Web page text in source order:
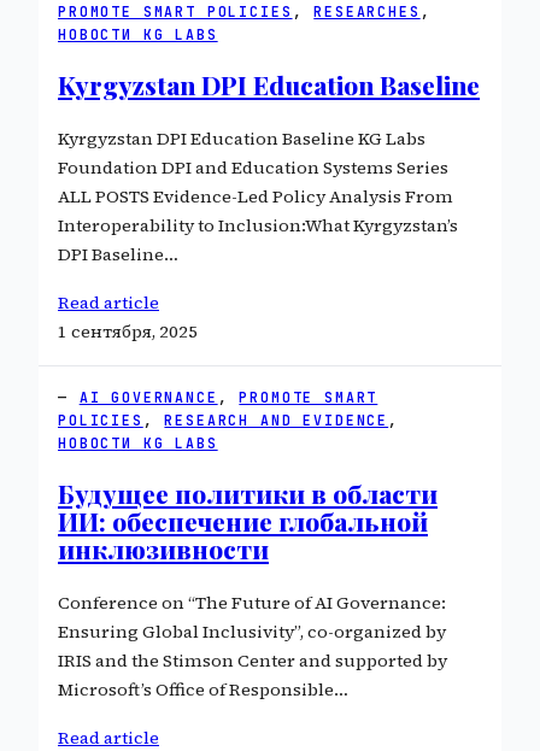
PROMOTE SMART POLICIES , RESEARCHES
НОВОСТИ KG LABS
Kyrgyzstan DPI Education Baseline
Kyrgyzstan DPI Education Baseline KG Labs
Foundation DPI and Education Systems Series
ALL POSTS Evidence-Led Policy Analysis From
Interoperability to Inclusion:What Kyrgyzstan’s
DPI Baseline…
Read article
1 сентября, 2025
AI GOVERNANCE , PROMOTE SMART
POLICIES , RESEARCH AND EVIDENCE
НОВОСТИ KG LABS
Будущее политики в области
ИИ: обеспечение глобальной
инклюзивности
Conference on “The Future of AI Governance:
Ensuring Global Inclusivity”, co-organized by
IRIS and the Stimson Center and supported by
Microsoft’s Office of Responsible…
Read article